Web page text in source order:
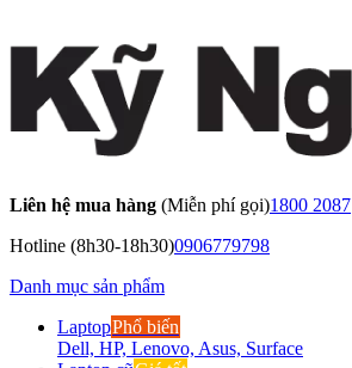
Liên hệ mua hàng (Miễn phí gọi)1800 2087
Hotline (8h30-18h30)0906779798
Danh mục sản phẩm
LaptopPhổ biến
Dell, HP, Lenovo, Asus, Surface